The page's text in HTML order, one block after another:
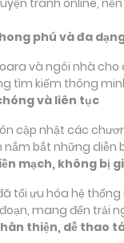
tranh online,
phú và đa
và ngôi nhà
tìm kiếm thông
và liên tục
cập nhật các
nắm bắt những diễn
mạch, không bị
tối ưu hóa hệ
mang đến trải
thiện, dễ thao